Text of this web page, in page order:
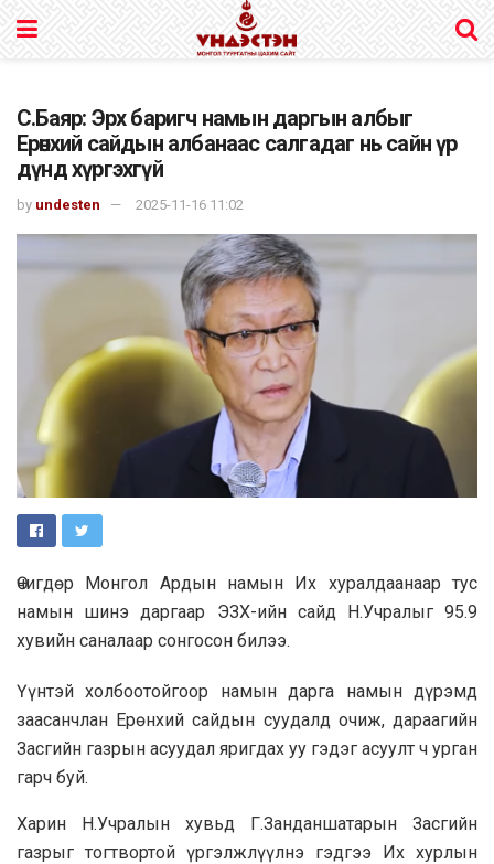
С.Баяр: Эрх баригч намын даргын албыг
Ерөнхий сайдын албанаас салгадаг нь сайн үр
дүнд хүргэхгүй
by undesten 2025-11-16 11:02
Өчигдөр Монгол Ардын намын Их хуралдаанаар тус
намын шинэ даргаар ЭЗХ-ийн сайд Н.Учралыг 95.9
хувийн саналаар сонгосон билээ.
Үүнтэй холбоотойгоор намын дарга намын дүрэмд
заасанчлан Ерөнхий сайдын суудалд очиж, дараагийн
Засгийн газрын асуудал яригдах уу гэдэг асуулт ч урган
гарч буй.
Харин Н.Учралын хувьд Г.Занданшатарын Засгийн
газрыг тогтвортой үргэлжлүүлнэ гэдгээ Их хурлын